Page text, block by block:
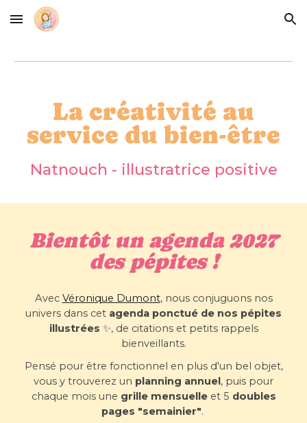
Skip to main content Skip to navigation
La créativité au
service du bien-être
Natnouch - illustratrice positive
Bientôt un agenda 2027
des pépites !
Avec Véronique Dumont, nous conjuguons nos
univers dans cet agenda ponctué de nos pépites
illustrées ✨, de citations et petits rappels
bienveillants.
Pensé pour être fonctionnel en plus d'un bel objet,
vous y trouverez un planning annuel, puis pour
chaque mois une grille mensuelleet 5 doubles
pages "semainier".